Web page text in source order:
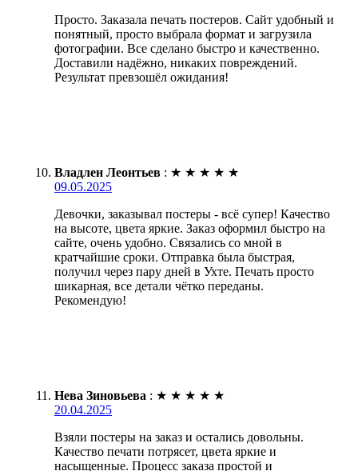
Просто. Заказала печать постеров. Сайт удобный и
понятный, просто выбрала формат и загрузила
фотографии. Все сделано быстро и качественно.
Доставили надёжно, никаких повреждений.
Результат превзошёл ожидания!
Владлен Леонтьев : ★ ★ ★ ★ ★
09.05.2025
Девочки, заказывал постеры - всё супер! Качество
на высоте, цвета яркие. Заказ оформил быстро на
сайте, очень удобно. Связались со мной в
кратчайшие сроки. Отправка была быстрая,
получил через пару дней в Ухте. Печать просто
шикарная, все детали чётко переданы.
Рекомендую!
Нева Зиновьева : ★ ★ ★ ★ ★
20.04.2025
Взяли постеры на заказ и остались довольны.
Качество печати потрясет, цвета яркие и
насыщенные. Процесс заказа простой и